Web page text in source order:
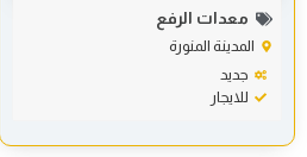
معدات الرفع
المدينة المنورة
جديد
للايجار